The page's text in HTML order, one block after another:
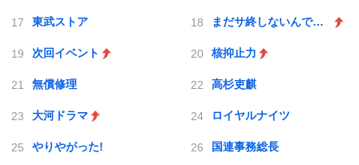
東武ストア まだサ終しないんですか
次回イベント 核抑止力
無償修理 高杉吏麒
大河ドラマ ロイヤルナイツ
やりやがった! 国連事務総長